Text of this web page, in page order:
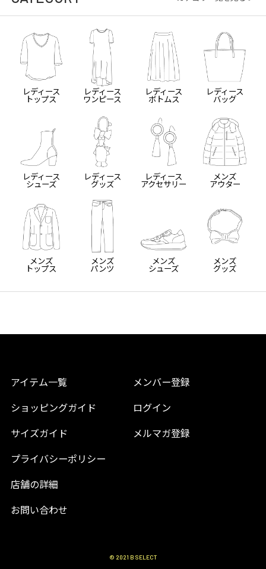
レディース
トップス
レディース
ワンピース
レディース
ボトムス
レディース
バッグ
レディース
シューズ
レディース
グッズ
レディース
アクセサリー
メンズ
アウター
メンズ
トップス
メンズ
パンツ
メンズ
シューズ
メンズ
グッズ
アイテム一覧
ショッピングガイド
サイズガイド
プライバシーポリシー
店舗の詳細
お問い合わせ
メンバー登録
ログイン
メルマガ登録
© 2021 B SELECT